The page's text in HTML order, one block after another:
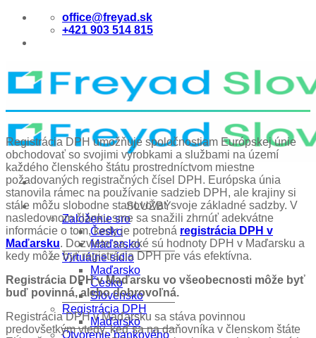
Skip
content
office@freyad.sk
+421 903 514 815
SLUŽBY
Založenie sro
Česko
Maďarsko
Virtuálne sídlo
Maďarsko
Česko
Slovensko
Registrácia DPH
Maďarsko
Otvorenie bankového
Registrácia DPH umožňuje spoločnostiam Európskej únie
obchodovať so svojimi výrobkami a službami na území
každého členského štátu prostredníctvom miestne
požadovaných registračných čísel DPH. Európska únia
stanovila rámec na používanie sadzieb DPH, ale krajiny si
stále môžu slobodne stanovovať svoje základné sadzby. V
nasledovnom článku sme sa snažili zhrnúť adekvátne
informácie o tom, kedy je potrebná registrácia DPH v
Maďarsku. Dozviete sa, aké sú hodnoty DPH v Maďarsku a
kedy môže byť registrácia DPH pre vás efektívna.
Registrácia DPH v Maďarsku vo všeobecnosti môže byť
buď povinná, alebo dobrovoľná.
Registrácia DPH v Maďarsku sa stáva povinnou
predovšetkým vtedy, keď sa na daňovníka v členskom štáte